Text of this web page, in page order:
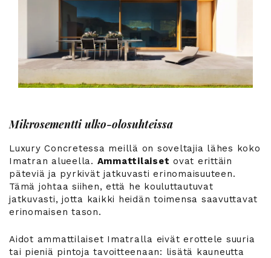
Mikrosementti ulko-olosuhteissa
Luxury Concretessa meillä on soveltajia lähes koko
Imatran alueella. Ammattilaiset ovat erittäin
päteviä ja pyrkivät jatkuvasti erinomaisuuteen.
Tämä johtaa siihen, että he kouluttautuvat
jatkuvasti, jotta kaikki heidän toimensa saavuttavat
erinomaisen tason.
Aidot ammattilaiset Imatralla eivät erottele suuria
tai pieniä pintoja tavoitteenaan: lisätä kauneutta